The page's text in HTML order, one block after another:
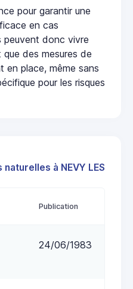
pour garantir une
en cas
peuvent donc vivre
des mesures de
en place, même sans
pour les risques
à NEVY LES
Publication
24/06/1983